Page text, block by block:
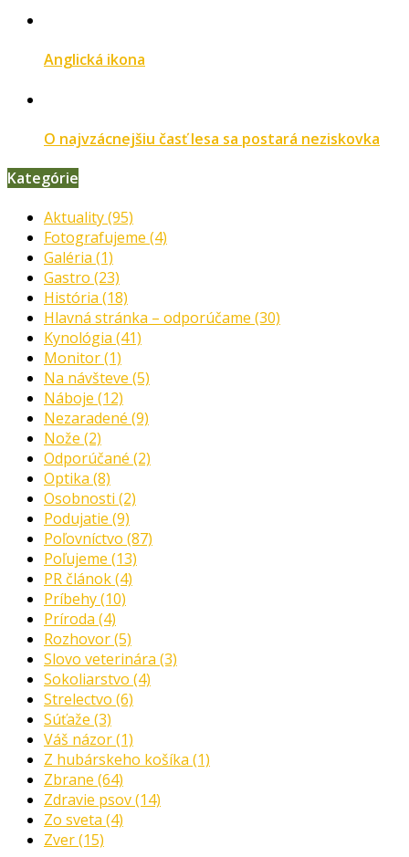
Anglická ikona
O najvzácnejšiu časť lesa sa postará neziskovka
Kategórie
Aktuality(95)
Fotografujeme (4)
Galéria (1)
Gastro (23)
História (18)
Hlavná stránka – odporúčame (30)
Kynológia (41)
Monitor(1)
Na návšteve (5)
Náboje (12)
Nezaradené (9)
Nože (2)
Odporúčané (2)
Optika (8)
Osobnosti (2)
Podujatie (9)
Poľovníctvo (87)
Poľujeme (13)
PR článok(4)
Príbehy(10)
Príroda (4)
Rozhovor(5)
Slovo veterinára (3)
Sokoliarstvo (4)
Strelectvo (6)
Súťaže (3)
Váš názor(1)
Z hubárskeho košíka (1)
Zbrane (64)
Zdravie psov(14)
Zo sveta (4)
Zver(15)